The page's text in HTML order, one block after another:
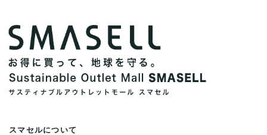
スマセルについて